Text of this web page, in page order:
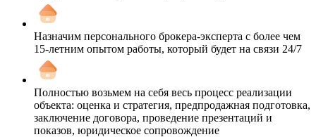
Назначим персонального брокера-эксперта с более чем
15-летним опытом работы, который будет на связи 24/7
Полностью возьмем на себя весь процесс реализации
объекта: оценка и стратегия, предпродажная подготовка,
заключение договора, проведение презентаций и
показов, юридическое сопровождение